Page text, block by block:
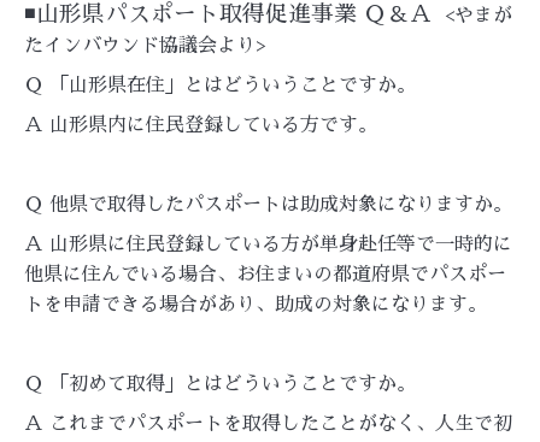
◾️山形県パスポート取得促進事業 Ｑ＆Ａ
<やまが
たインバウンド協議会より>
Ｑ 「山形県在住」とはどういうことですか。
Ａ 山形県内に住民登録している方です。
Ｑ 他県で取得したパスポートは助成対象になりますか。
Ａ 山形県に住民登録している方が単身赴任等で一時的に
他県に住んでいる場合、お住まいの都道府県でパスポー
トを申請できる場合があり、助成の対象になります。
Ｑ 「初めて取得」とはどういうことですか。
Ａ これまでパスポートを取得したことがなく、人生で初